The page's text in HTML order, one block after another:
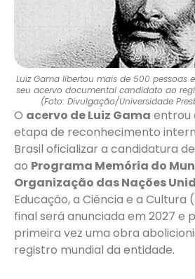
Luiz Gama libertou mais de 500 pessoas
seu acervo documental candidato ao
(Foto: Divulgação/Universidade
O acervo de Luiz Gama entrou
etapa de reconhecimento
Brasil oficializar a candidatura
ao Programa Memória do
Organização das Nações
Educação, a Ciência e a Cultura
final será anunciada em 2027 e
primeira vez uma obra
registro mundial da entidade.